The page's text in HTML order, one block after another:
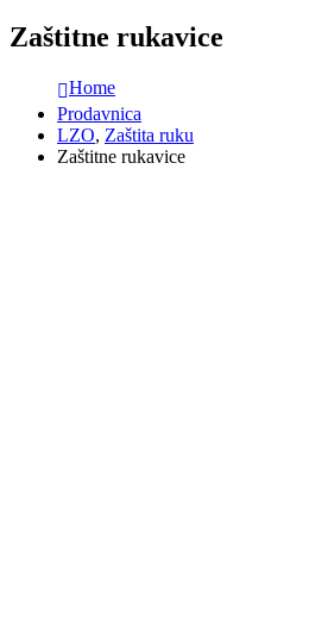
Zaštitne rukavice
Home
Prodavnica
LZO, Zaštita ruku
Zaštitne rukavice